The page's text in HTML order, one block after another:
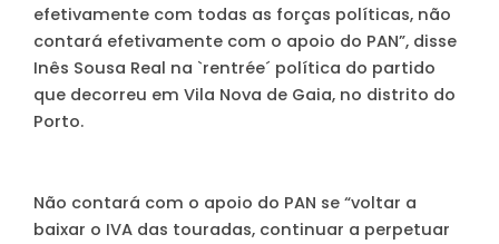
efetivamente com todas as forças políticas, não
contará efetivamente com o apoio do PAN”, disse
Inês Sousa Real na `rentrée´ política do partido
que decorreu em Vila Nova de Gaia, no distrito do
Porto.
Não contará com o apoio do PAN se “voltar a
baixar o IVA das touradas, continuar a perpetuar